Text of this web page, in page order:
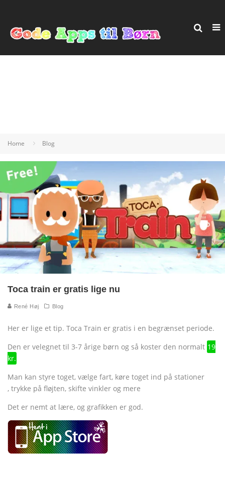
Home Blog
Toca train er gratis lige nu
René Høj Blog
Her er lige et tip. Toca Train er gratis i en begrænset periode.
Den er velegnet til 3-7 årige børn og så koster den normalt 19
kr.
Man kan styre toget, vælge fart, køre toget ind på stationer
, trykke på fløjten, skifte vinkler og mere
Det er nemt at lære, og grafikken er god.